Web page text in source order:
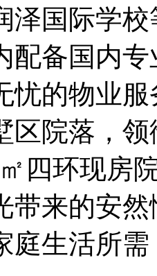
泽国际学
配备国内
忧的物业服
区院落，
四环现房
带来的安
庭生活所